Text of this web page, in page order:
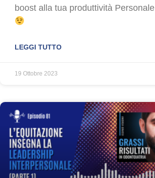
boost alla tua produttività Personale
LEGGI TUTTO
19 Ottobre 2023